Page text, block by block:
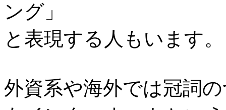
ング」
と表現する人もいます。
外資系や海外では冠詞